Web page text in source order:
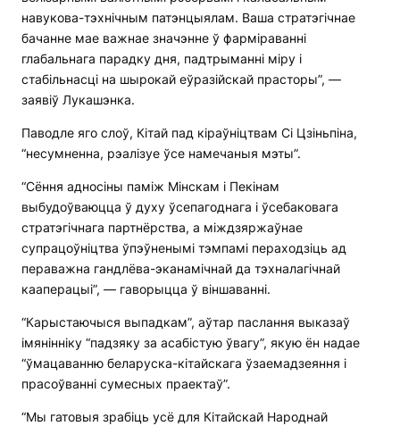
навукова-тэхнічным патэнцыялам. Ваша стратэгічнае
бачанне мае важнае значэнне ў фарміраванні
глабальнага парадку дня, падтрыманні міру і
стабільнасці на шырокай еўразійскай прасторы”, —
заявіў Лукашэнка.
Паводле яго слоў, Кітай пад кіраўніцтвам Сі Цзіньпіна,
“несумненна, рэалізуе ўсе намечаныя мэты”.
“Сёння адносіны паміж Мінскам і Пекінам
выбудоўваюцца ў духу ўсепагоднага і ўсебаковага
стратэгічнага партнёрства, а міждзяржаўнае
супрацоўніцтва ўпэўненымі тэмпамі пераходзіць ад
пераважна гандлёва-эканамічнай да тэхналагічнай
кааперацыі”, — гаворыцца ў віншаванні.
“Карыстаючыся выпадкам”, аўтар паслання выказаў
імянінніку “падзяку за асабістую ўвагу”, якую ён надае
“ўмацаванню беларуска-кітайскага ўзаемадзеяння і
прасоўванні сумесных праектаў”.
“Мы гатовыя зрабіць усё для Кітайскай Народнай